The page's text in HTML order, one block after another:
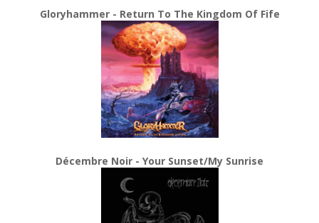
Gloryhammer - Return To The Kingdom Of Fife
Décembre Noir - Your Sunset/My Sunrise